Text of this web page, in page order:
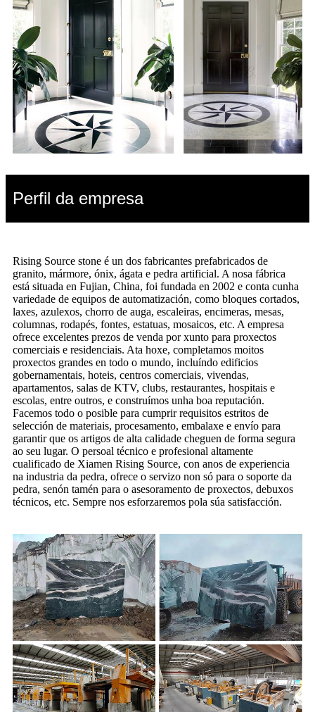
Perfil da empresa
Rising Source stone é un dos fabricantes prefabricados de
granito, mármore, ónix, ágata e pedra artificial. A nosa fábrica
está situada en Fujian, China, foi fundada en 2002 e conta cunha
variedade de equipos de automatización, como bloques cortados,
laxes, azulexos, chorro de auga, escaleiras, encimeras, mesas,
columnas, rodapés, fontes, estatuas, mosaicos, etc. A empresa
ofrece excelentes prezos de venda por xunto para proxectos
comerciais e residenciais. Ata hoxe, completamos moitos
proxectos grandes en todo o mundo, incluíndo edificios
gobernamentais, hoteis, centros comerciais, vivendas,
apartamentos, salas de KTV, clubs, restaurantes, hospitais e
escolas, entre outros, e construímos unha boa reputación.
Facemos todo o posible para cumprir requisitos estritos de
selección de materiais, procesamento, embalaxe e envío para
garantir que os artigos de alta calidade cheguen de forma segura
ao seu lugar. O persoal técnico e profesional altamente
cualificado de Xiamen Rising Source, con anos de experiencia
na industria da pedra, ofrece o servizo non só para o soporte da
pedra, senón tamén para o asesoramento de proxectos, debuxos
técnicos, etc. Sempre nos esforzaremos pola súa satisfacción.